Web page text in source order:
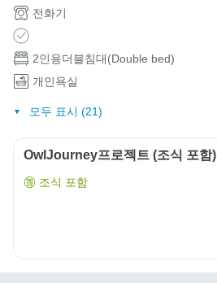
전화기
2인용더블침대(Double bed)
개인욕실
모두 표시 (21)
OwlJourney프로젝트 (조식 포함)
조식 포함